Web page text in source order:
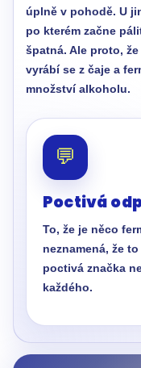
úplně v pohodě. U
po kterém začne
špatná. Ale proto,
vyrábí se z čaje a
množství alkoholu.
💬
Poctivá
To, že je něco
neznamená, že
poctivá značka
každého.